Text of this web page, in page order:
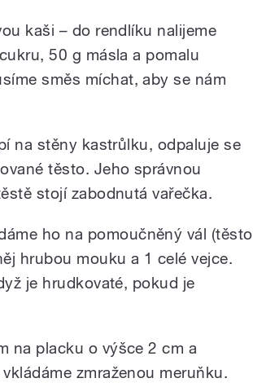
kaši – do rendlíku nalijeme
50 g másla a pomalu
směs míchat, aby se nám
na stěny kastrůlku, odpaluje se
těsto. Jeho správnou
stojí zabodnutá vařečka.
ho na pomoučněný vál (těsto
hrubou mouku a 1 celé vejce.
je hrudkovaté, pokud je
na placku o výšce 2 cm a
zmraženou meruňku.